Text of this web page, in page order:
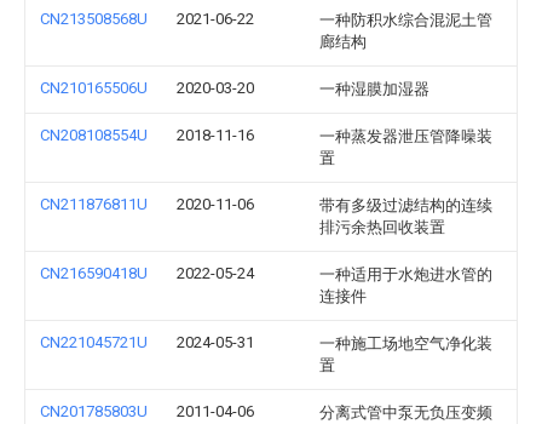
CN213508568U 2021-06-22
一种防积水综合混泥土管
廊结构
CN210165506U 2020-03-20 一种湿膜加湿器
CN208108554U 2018-11-16
一种蒸发器泄压管降噪装
置
CN211876811U 2020-11-06
带有多级过滤结构的连续
排污余热回收装置
CN216590418U 2022-05-24
一种适用于水炮进水管的
连接件
CN221045721U 2024-05-31
一种施工场地空气净化装
置
CN201785803U 2011-04-06
分离式管中泵无负压变频